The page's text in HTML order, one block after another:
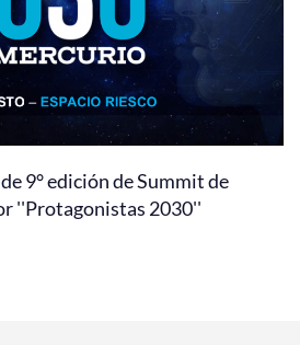
9° edición de Summit de
''Protagonistas 2030''